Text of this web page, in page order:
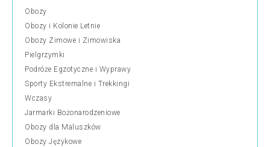
Obozy
Obozy i Kolonie Letnie
Obozy Zimowe i Zimowiska
Pielgrzymki
Podróże Egzotyczne i Wyprawy
Sporty Ekstremalne i Trekkingi
Wczasy
Jarmarki Bożonarodzeniowe
Obozy dla Maluszków
Obozy Językowe